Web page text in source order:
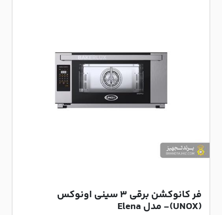
فر کانوکشن برقی 3 سینی اونوکس
(UNOX)- مدل Elena